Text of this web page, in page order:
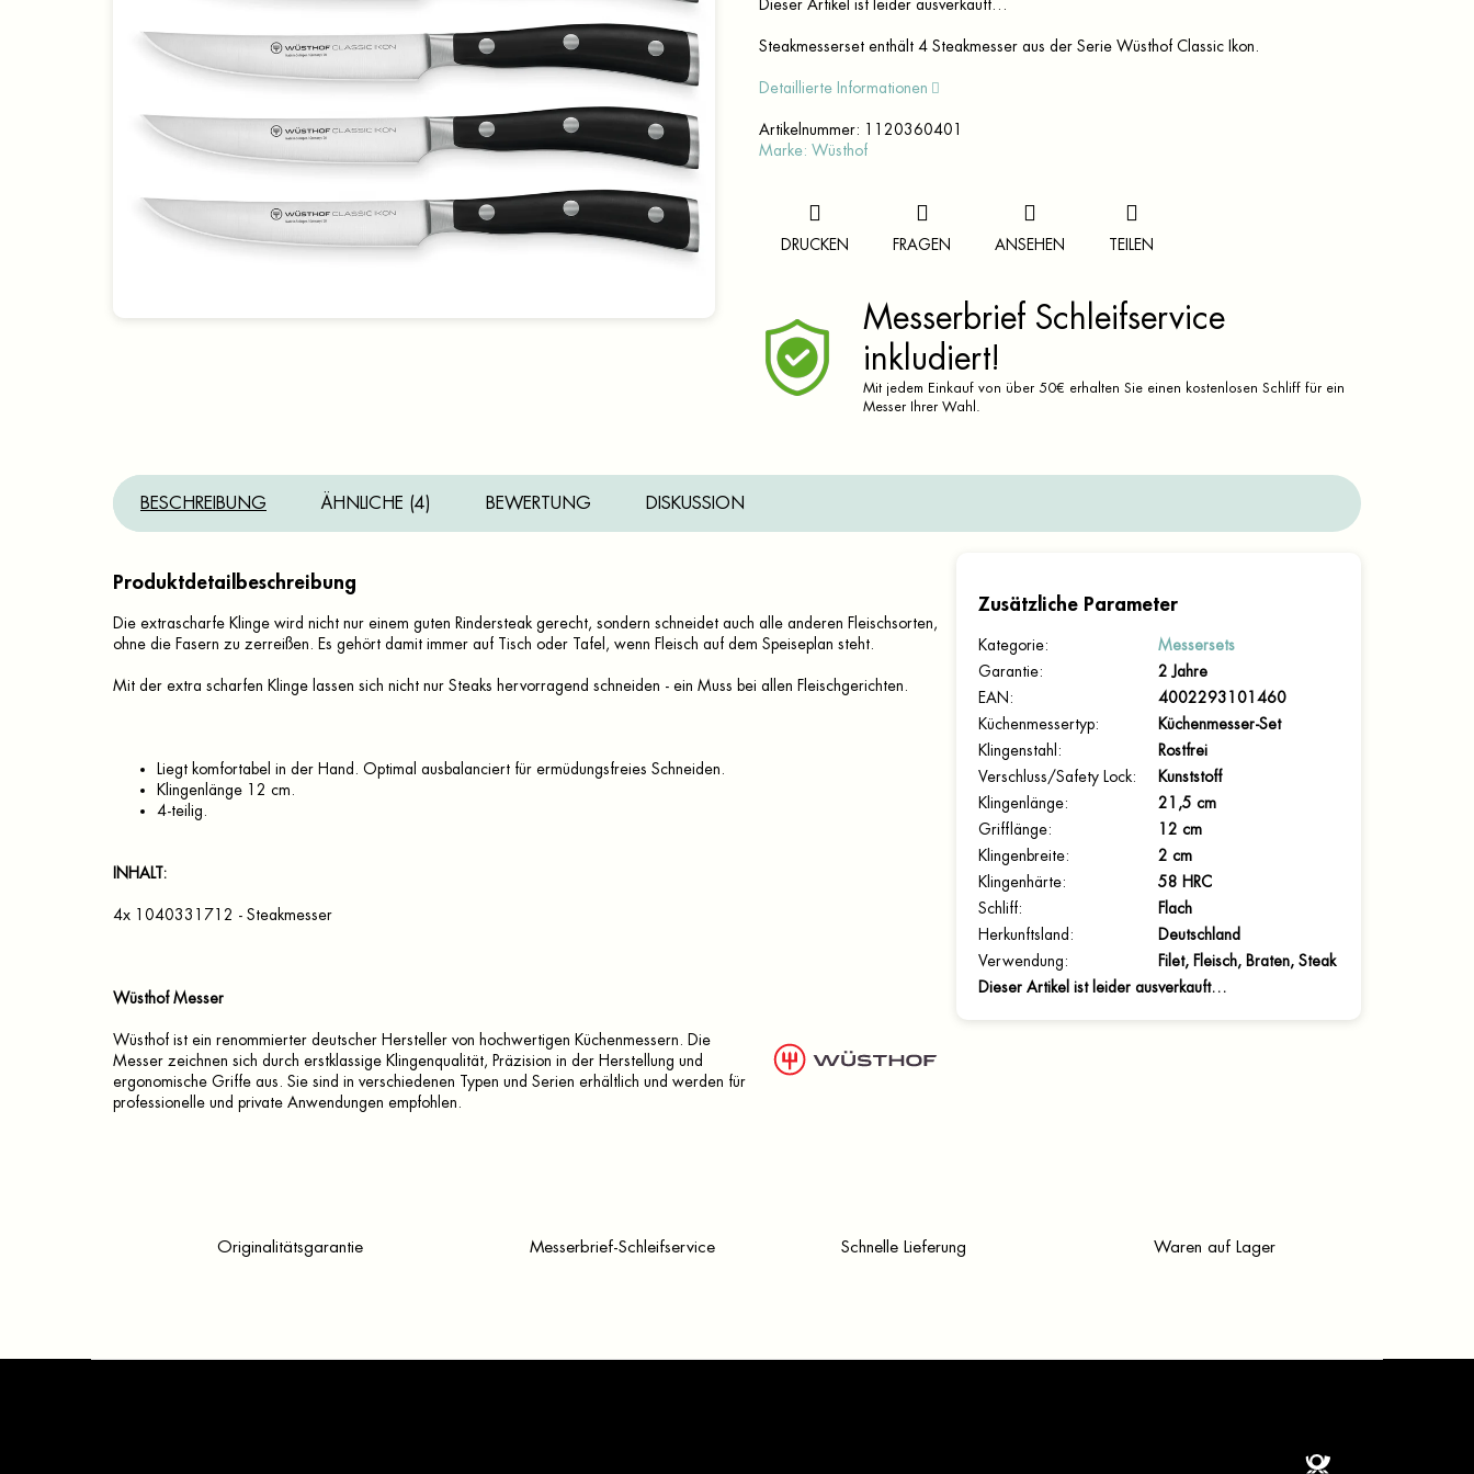
Dieser Artikel ist leider ausverkauft…
Steakmesserset enthält 4 Steakmesser aus der Serie Wüsthof Classic Ikon.
Detaillierte Informationen
Artikelnummer:
1120360401
Marke: Wüsthof
DRUCKEN FRAGEN ANSEHEN TEILEN
Messerbrief Schleifservice
inkludiert!
Mit jedem Einkauf von über 50€ erhalten Sie einen kostenlosen Schliff für ein
Messer Ihrer Wahl.
BESCHREIBUNG ÄHNLICHE (4) BEWERTUNG DISKUSSION
Produktdetailbeschreibung
Die extrascharfe Klinge wird nicht nur einem guten Rindersteak gerecht, sondern schneidet auch alle anderen Fleischsorten,
ohne die Fasern zu zerreißen. Es gehört damit immer auf Tisch oder Tafel, wenn Fleisch auf dem Speiseplan steht.
Mit der extra scharfen Klinge lassen sich nicht nur Steaks hervorragend schneiden - ein Muss bei allen Fleischgerichten.
Liegt komfortabel in der Hand. Optimal ausbalanciert für ermüdungsfreies Schneiden.
Klingenlänge 12 cm.
4-teilig.
INHALT:
4x 1040331712 - Steakmesser
Wüsthof Messer
Wüsthof ist ein renommierter deutscher Hersteller von hochwertigen Küchenmessern. Die
Messer zeichnen sich durch erstklassige Klingenqualität, Präzision in der Herstellung und
ergonomische Griffe aus. Sie sind in verschiedenen Typen und Serien erhältlich und werden für
professionelle und private Anwendungen empfohlen.
Zusätzliche Parameter
Kategorie:
Messersets
Garantie:
2 Jahre
EAN :
4002293101460
Küchenmessertyp:
Küchenmesser-Set
Klingenstahl :
Rostfrei
Verschluss/Safety Lock:
Kunststoff
Klingenlänge:
21,5 cm
Grifflänge:
12 cm
Klingenbreite:
2 cm
Klingenhärte:
58 HRC
Schliff:
Flach
Herkunftsland :
Deutschland
Verwendung :
Filet, Fleisch, Braten, Steak
Dieser Artikel ist leider ausverkauft…
Originalitätsgarantie Messerbrief-Schleifservice Schnelle Lieferung Waren auf Lager